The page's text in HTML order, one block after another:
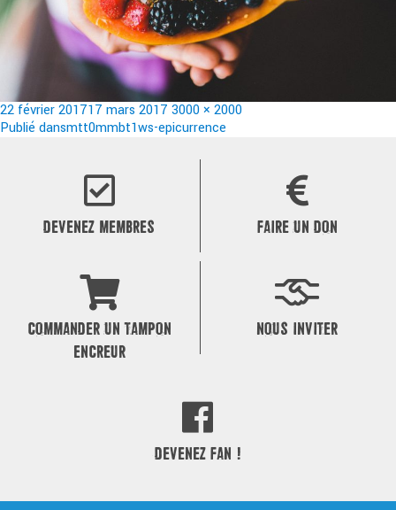
Publié
le
22 février 201717 mars 2017 Taille
réelle
3000 × 2000
Navigation
Publié dansmtt0mmbt1ws-epicurrence
DEVENEZ MEMBRES FAIRE UN DON
COMMANDER UN TAMPON
ENCREUR
NOUS INVITER
DEVENEZ FAN !